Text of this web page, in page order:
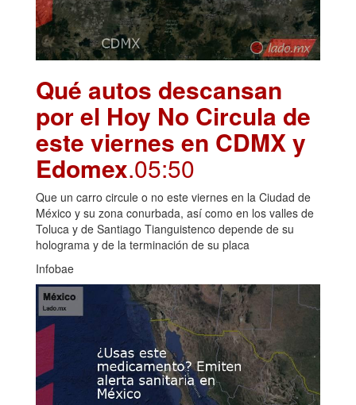
Qué autos descansan
por el Hoy No Circula de
este viernes en CDMX y
Edomex.05:50
Que un carro circule o no este viernes en la Ciudad de
México y su zona conurbada, así como en los valles de
Toluca y de Santiago Tianguistenco depende de su
holograma y de la terminación de su placa
Infobae